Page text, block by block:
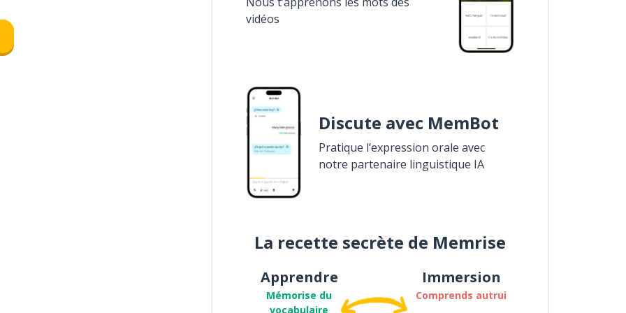
vidéos
Discute avec MemBot
Pratique l’expression orale avec
notre partenaire linguistique IA
La recette secrète de Memrise
Apprendre
Mémorise du
vocabulaire
Immersion
Comprends autrui